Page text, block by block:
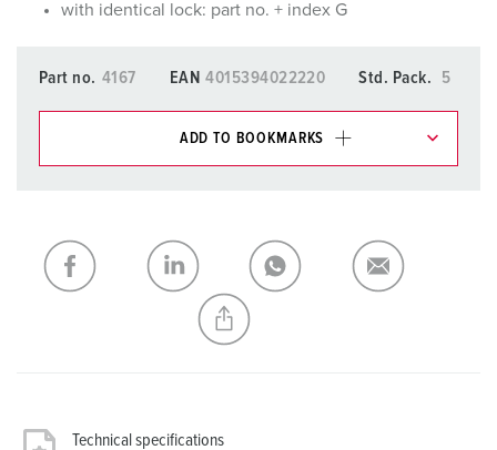
with identical lock: part no. + index G
Part no. 4167 EAN 4015394022220 Std. Pack. 5
ADD TO BOOKMARKS
My list ADD
CREATE A NEW LIST
Technical specifications